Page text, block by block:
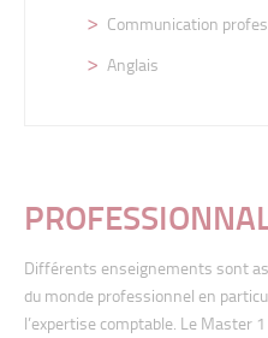
Communication
Anglais
Technique comptable
Comptabilité des sociétés
Différents enseignements sont
du monde professionnel en
l’expertise comptable. Le Master